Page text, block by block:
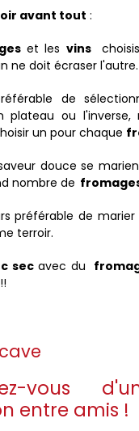
avant tout :
et les vins
ne doit écraser l'autre.
de
plateau ou
un pour chaque
douce se
nombre de
de marier
terroir.
secavec du
vous
entre amis !